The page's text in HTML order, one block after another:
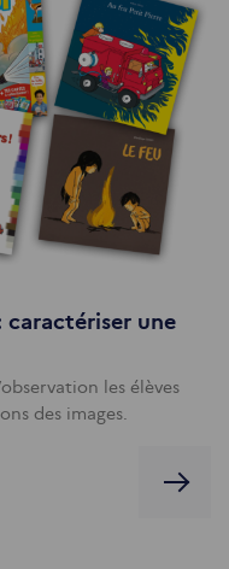
caractériser une
les élèves
des images.